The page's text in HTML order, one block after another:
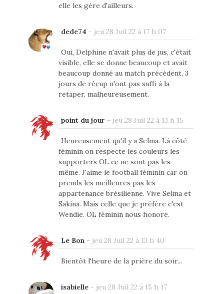
elle les gère d'ailleurs.
dede74 - jeu 28 Juil 22 à 17 h 07
Oui, Delphine n'avait plus de jus, c'était
visible, elle se donne beaucoup et avait
beaucoup donné au match précédent, 3
jours de récup n'ont pas suffi à la
retaper, malheureusement.
point du jour - jeu 28 Juil 22 à 13 h 15
Heureusement qu'il y a Selma. Là côté
féminin on respecte les couleurs les
supporters OL ce ne sont pas les
même. J'aime le football féminin car on
prends les meilleures pas les
appartenance brésilienne. Vive Selma et
Sakina. Mais celle que je préfère c'est
Wendie. OL féminin nous honore.
Le Bon - jeu 28 Juil 22 à 13 h 40
Bientôt l'heure de la prière du soir...
isabielle- jeu 28 Juil 22 à 15 h 17